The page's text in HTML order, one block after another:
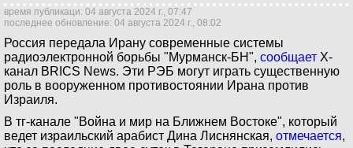
время публикаци: 04 августа 2024 г., 07:47
последнее обновление: 04 августа 2024 г., 08:02
Россия передала Ирану современные системы
радиоэлектронной борьбы "Мурманск-БН", сообщает X-
канал BRICS News. Эти РЭБ могут играть существенную
роль в вооруженном противостоянии Ирана против
Израиля.
В тг-канале "Война и мир на Ближнем Востоке", который
ведет израильский арабист Дина Лиснянская, отмечается,